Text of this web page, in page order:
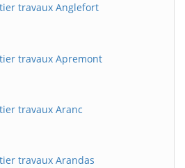
travaux Anglefort
travaux Apremont
travaux Aranc
travaux Arandas